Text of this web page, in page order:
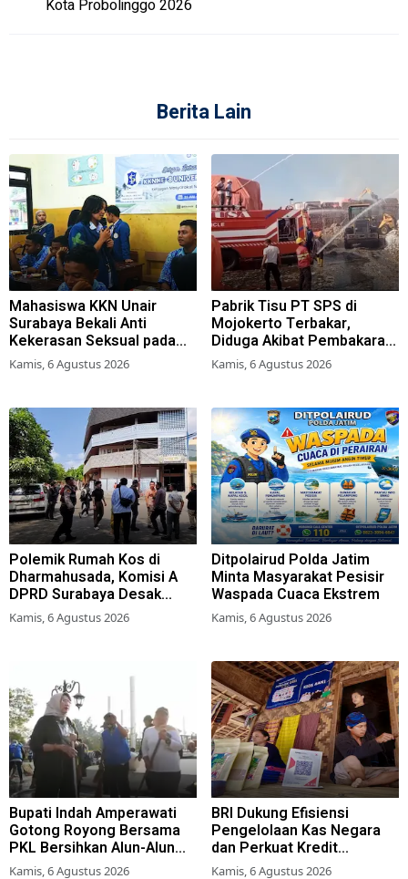
Kota Probolinggo 2026
Berita Lain
Mahasiswa KKN Unair
Surabaya Bekali Anti
Kekerasan Seksual pada
Siswa SMK
Kamis, 6 Agustus 2026
Pabrik Tisu PT SPS di
Mojokerto Terbakar,
Diduga Akibat Pembakaran
Lahan Tebu
Kamis, 6 Agustus 2026
Polemik Rumah Kos di
Dharmahusada, Komisi A
DPRD Surabaya Desak
Pemkot Terbitkan Perwali
Perda Hunian Layak
Kamis, 6 Agustus 2026
Ditpolairud Polda Jatim
Minta Masyarakat Pesisir
Waspada Cuaca Ekstrem
Kamis, 6 Agustus 2026
Bupati Indah Amperawati
Gotong Royong Bersama
PKL Bersihkan Alun-Alun
Lumajang
Kamis, 6 Agustus 2026
BRI Dukung Efisiensi
Pengelolaan Kas Negara
dan Perkuat Kredit
Berkualitas demi Dongkrak
Kamis, 6 Agustus 2026